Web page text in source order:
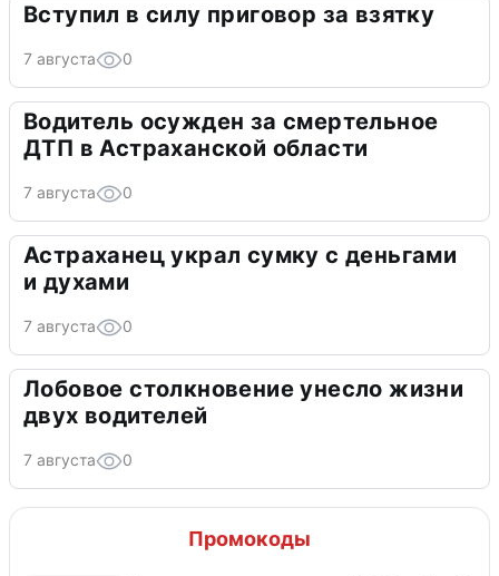
Вступил в силу приговор за взятку
7 августа 0
Водитель осужден за смертельное
ДТП в Астраханской области
7 августа 0
Астраханец украл сумку с деньгами
и духами
7 августа 0
Лобовое столкновение унесло жизни
двух водителей
7 августа 0
Промокоды